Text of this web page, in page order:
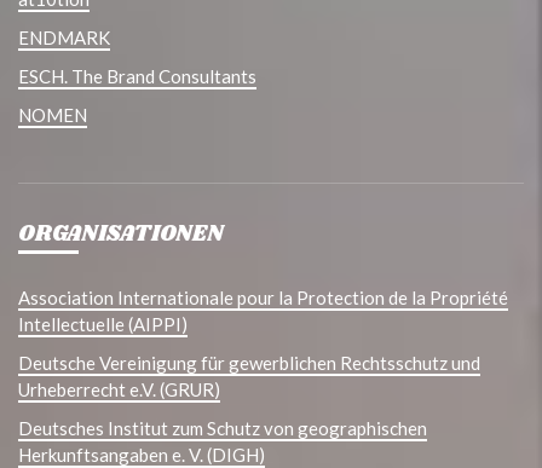
ENDMARK
ESCH. The Brand Consultants
NOMEN
ORGANISATIONEN
Association Internationale pour la Protection de la Propriété
Intellectuelle (AIPPI)
Deutsche Vereinigung für gewerblichen Rechtsschutz und
Urheberrecht e.V. (GRUR)
Deutsches Institut zum Schutz von geographischen
Herkunftsangaben e. V. (DIGH)